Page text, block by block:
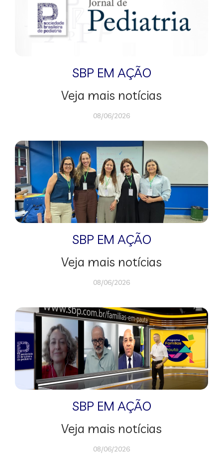
SBP EM AÇÃO
Veja mais notícias
08/06/2026
SBP EM AÇÃO
Veja mais notícias
08/06/2026
SBP EM AÇÃO
Veja mais notícias
08/06/2026